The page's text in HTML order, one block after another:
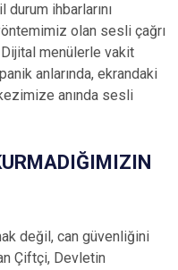
ihbarlarını
olan sesli çağrı
menülerle vakit
anlarında, ekrandaki
anında sesli
değil, can güvenliğini
Çiftçi, Devletin